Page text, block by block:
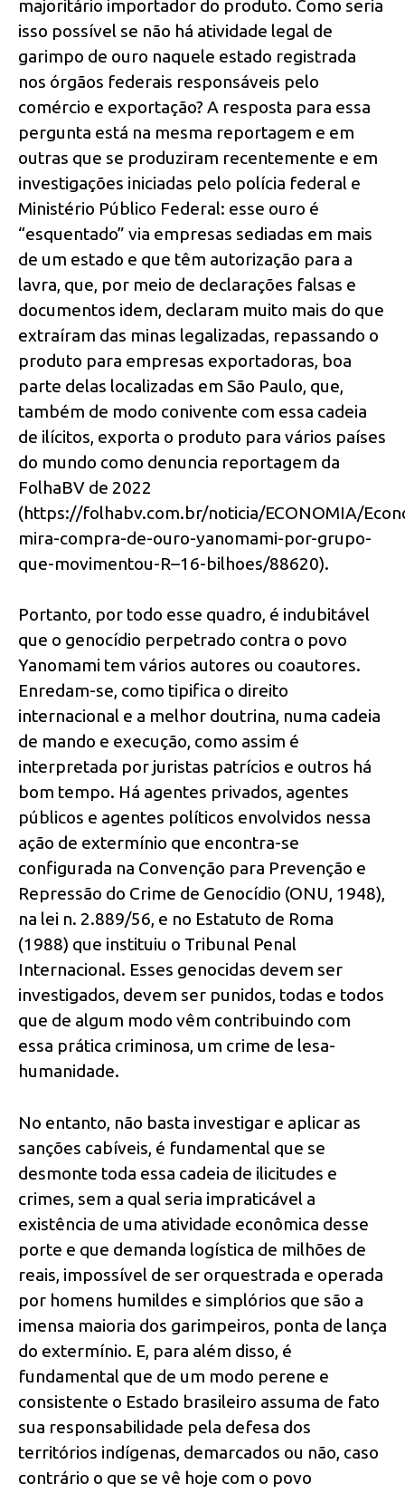
majoritário importador do produto. Como seria
isso possível se não há atividade legal de
garimpo de ouro naquele estado registrada
nos órgãos federais responsáveis pelo
comércio e exportação? A resposta para essa
pergunta está na mesma reportagem e em
outras que se produziram recentemente e em
investigações iniciadas pelo polícia federal e
Ministério Público Federal: esse ouro é
“esquentado” via empresas sediadas em mais
de um estado e que têm autorização para a
lavra, que, por meio de declarações falsas e
documentos idem, declaram muito mais do que
extraíram das minas legalizadas, repassando o
produto para empresas exportadoras, boa
parte delas localizadas em São Paulo, que,
também de modo conivente com essa cadeia
de ilícitos, exporta o produto para vários países
do mundo como denuncia reportagem da
FolhaBV de 2022
(https://folhabv.com.br/noticia/ECONOMIA/
mira-compra-de-ouro-yanomami-por-grupo-
que-movimentou-R–16-bilhoes/88620).
Portanto, por todo esse quadro, é indubitável
que o genocídio perpetrado contra o povo
Yanomami tem vários autores ou coautores.
Enredam-se, como tipifica o direito
internacional e a melhor doutrina, numa cadeia
de mando e execução, como assim é
interpretada por juristas patrícios e outros há
bom tempo. Há agentes privados, agentes
públicos e agentes políticos envolvidos nessa
ação de extermínio que encontra-se
configurada na Convenção para Prevenção e
Repressão do Crime de Genocídio (ONU, 1948),
na lei n. 2.889/56, e no Estatuto de Roma
(1988) que instituiu o Tribunal Penal
Internacional. Esses genocidas devem ser
investigados, devem ser punidos, todas e todos
que de algum modo vêm contribuindo com
essa prática criminosa, um crime de lesa-
humanidade.
No entanto, não basta investigar e aplicar as
sanções cabíveis, é fundamental que se
desmonte toda essa cadeia de ilicitudes e
crimes, sem a qual seria impraticável a
existência de uma atividade econômica desse
porte e que demanda logística de milhões de
reais, impossível de ser orquestrada e operada
por homens humildes e simplórios que são a
imensa maioria dos garimpeiros, ponta de lança
do extermínio. E, para além disso, é
fundamental que de um modo perene e
consistente o Estado brasileiro assuma de fato
sua responsabilidade pela defesa dos
territórios indígenas, demarcados ou não, caso
contrário o que se vê hoje com o povo